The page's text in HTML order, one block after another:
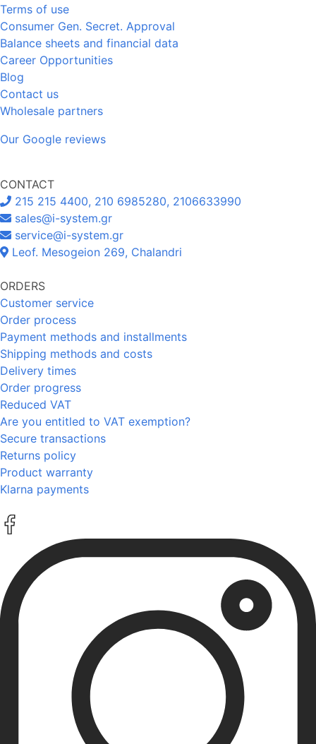
Terms of use
Consumer Gen. Secret. Approval
Balance sheets and financial data
Career Opportunities
Blog
Contact us
Wholesale partners
Our Google reviews
CONTACT
215 215 4400, 210 6985280, 2106633990
sales@i-system.gr
service@i-system.gr
Leof. Mesogeion 269, Chalandri
ORDERS
Customer service
Order process
Payment methods and installments
Shipping methods and costs
Delivery times
Order progress
Reduced VAT
Are you entitled to VAT exemption?
Secure transactions
Returns policy
Product warranty
Klarna payments